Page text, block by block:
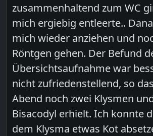
zusammenhaltend zum WC
mich ergiebig entleerte..
mich wieder anziehen und
Röntgen gehen. Der Befund
Übersichtsaufnahme war
nicht zufriedenstellend, so
Abend noch zwei Klysmen
Bisacodyl erhielt. Ich konnte
dem Klysma etwas Kot